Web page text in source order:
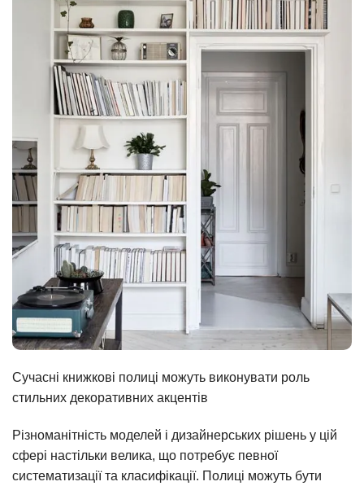
Сучасні книжкові полиці можуть виконувати роль
стильних декоративних акцентів
Різноманітність моделей і дизайнерських рішень у цій
сфері настільки велика, що потребує певної
систематизації та класифікації. Полиці можуть бути